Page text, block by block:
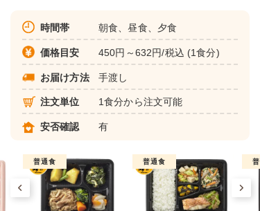
時間帯 朝食、昼食、夕食
価格目安 450円～632円/税込 (1食分)
お届け方法 手渡し
注文単位 1食分から注文可能
安否確認 有
普通食 普通食